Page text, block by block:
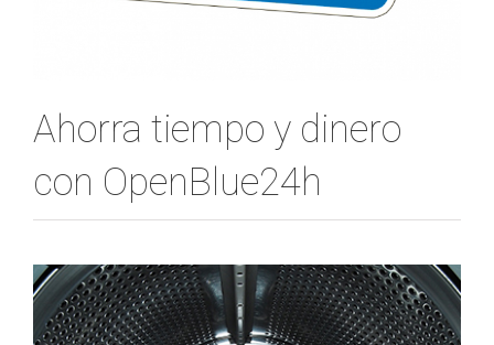
Ahorra tiempo y dinero
con OpenBlue24h